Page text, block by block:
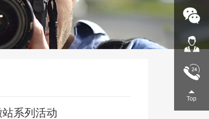
系列活动
咨询热线
321
24小时
0791-
Top